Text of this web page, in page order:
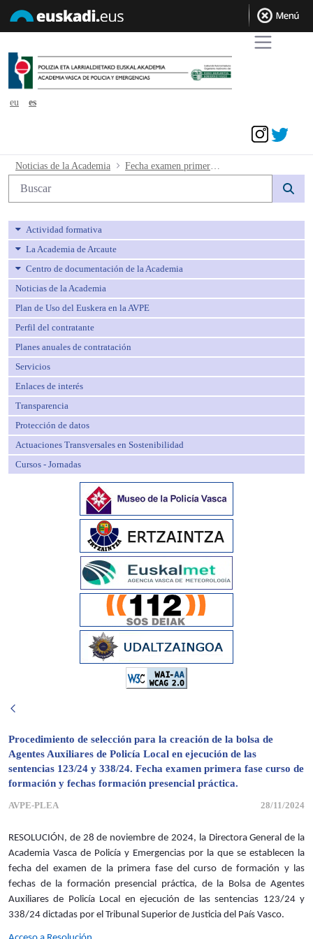
eu
es
Fecha examen primera fase curso de
Noticias de la Academia
Búsqueda web
Actividad formativa
La Academia de Arcaute
Centro de documentación de la Academia
Noticias de la Academia
Plan de Uso del Euskera en la AVPE
Perfil del contratante
Planes anuales de contratación
Servicios
Enlaces de interés
Transparencia
Protección de datos
Actuaciones Transversales en Sostenibilidad
Cursos - Jornadas
Procedimiento de selección para la creación de la bolsa de
Agentes Auxiliares de Policía Local en ejecución de las
sentencias 123/24 y 338/24. Fecha examen primera fase curso de
formación y fechas formación presencial práctica.
AVPE-PLEA 28/11/2024
RESOLUCIÓN, de 28 de noviembre de 2024, la Directora General de la
Academia Vasca de Policía y Emergencias por la que se establecen la
fecha del examen de la primera fase del curso de formación y las
fechas de la formación presencial práctica, de la Bolsa de Agentes
Auxiliares de Policía Local en ejecución de las sentencias 123/24 y
338/24 dictadas por el Tribunal Superior de Justicia del País Vasco.